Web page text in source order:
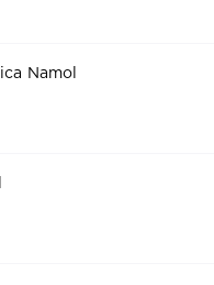
Namol